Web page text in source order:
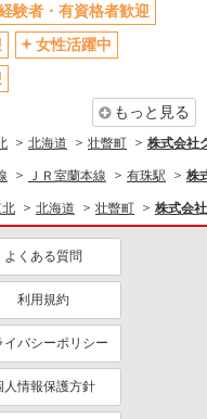
勤務OK
支給
用あり
験者・有資格者歓迎
女性活躍中
もっと見る
北海道 壮瞥町 株式会社
ＪＲ室蘭本線 有珠駅 株
北海道 壮瞥町 株式会
よくある質問
利用規約
イバシーポリシー
人情報保護方針